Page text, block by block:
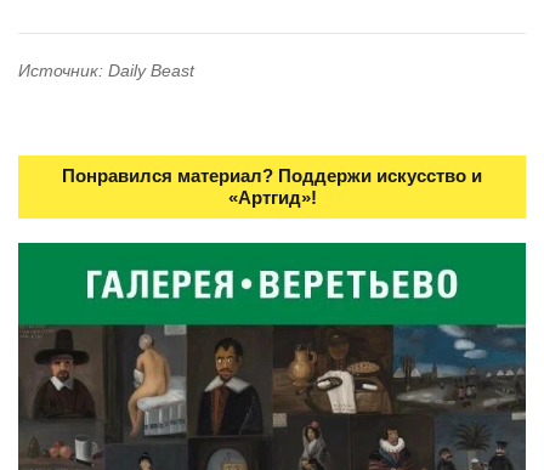
Источник: Daily Beast
Понравился материал? Поддержи искусство и
«Артгид»!